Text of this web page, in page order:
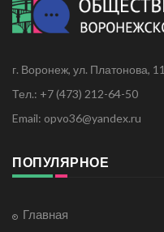
г. Воронеж, ул. Платонова, 11
Тел.: +7 (473) 212-64-50
Email: opvo36@yandex.ru
ПОПУЛЯРНОЕ
Главная